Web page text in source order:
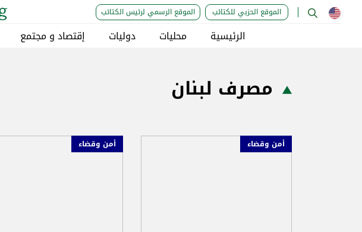
الموقع الحزبي للكتائب الموقع الرسمي لرئيس الكتائب
الرئيسية محليات دوليات إقتصاد و مجتمع
مصرف لبنان
أمن وقضاء أمن وقضاء